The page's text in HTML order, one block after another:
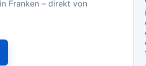
Franken – direkt von